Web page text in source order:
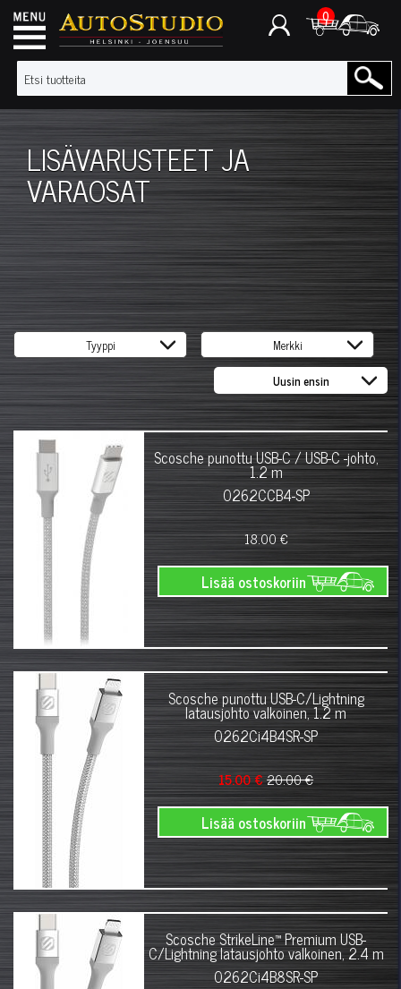
0
LISÄVARUSTEET JA
VARAOSAT
Scosche punottu USB-C / USB-C -johto,
1.2 m
0262CCB4-SP
18.00 €
Lisää ostoskoriin
Scosche punottu USB-C/Lightning
latausjohto valkoinen, 1.2 m
0262Ci4B4SR-SP
15.00 €20.00 €
Lisää ostoskoriin
Scosche StrikeLine™ Premium USB-
C/Lightning latausjohto valkoinen, 2.4 m
0262Ci4B8SR-SP